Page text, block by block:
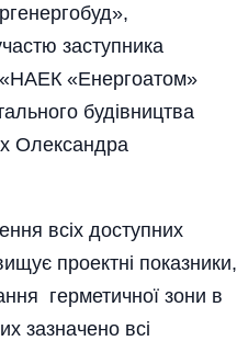
заступника
«Енергоатом»
будівництва
Олександра
всіх доступних
проектні показники,
герметичної зони в
зазначено всі